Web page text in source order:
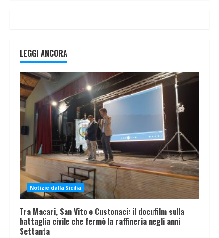
LEGGI ANCORA
Notizie dalla Sicilia
Tra Macari, San Vito e Custonaci: il docufilm sulla
battaglia civile che fermò la raffineria negli anni
Settanta